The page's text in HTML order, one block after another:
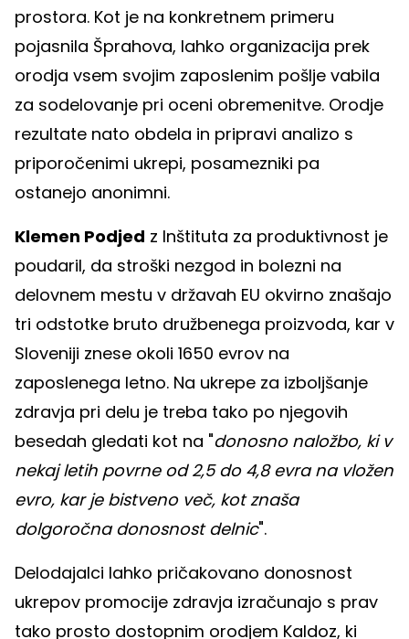
prostora. Kot je na konkretnem primeru
pojasnila Šprahova, lahko organizacija prek
orodja vsem svojim zaposlenim pošlje vabila
za sodelovanje pri oceni obremenitve. Orodje
rezultate nato obdela in pripravi analizo s
priporočenimi ukrepi, posamezniki pa
ostanejo anonimni.
Klemen Podjed z Inštituta za produktivnost je
poudaril, da stroški nezgod in bolezni na
delovnem mestu v državah EU okvirno znašajo
tri odstotke bruto družbenega proizvoda, kar v
Sloveniji znese okoli 1650 evrov na
zaposlenega letno. Na ukrepe za izboljšanje
zdravja pri delu je treba tako po njegovih
besedah gledati kot na "donosno naložbo, ki v
nekaj letih povrne od 2,5 do 4,8 evra na vložen
evro, kar je bistveno več, kot znaša
dolgoročna donosnost delnic".
Delodajalci lahko pričakovano donosnost
ukrepov promocije zdravja izračunajo s prav
tako prosto dostopnim orodjem Kaldoz, ki